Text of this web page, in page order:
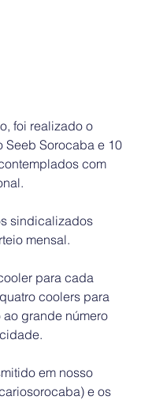
foi realizado o
Seeb Sorocaba e 10
com
sindicalizados
mensal.
para cada
coolers para
grande número
em nosso
e os